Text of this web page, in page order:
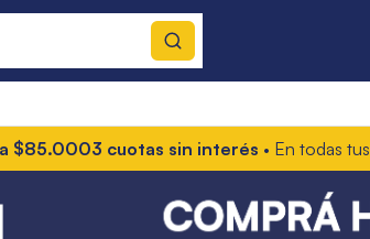
3 cuotas sin interés• En todas tus compras